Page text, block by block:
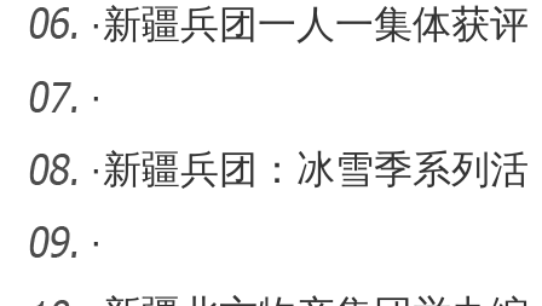
旅游景区
·新疆兵团一人一集体获评
全国法学会系统先进
·
·新疆兵团：冰雪季系列活
动激活消费市场
·